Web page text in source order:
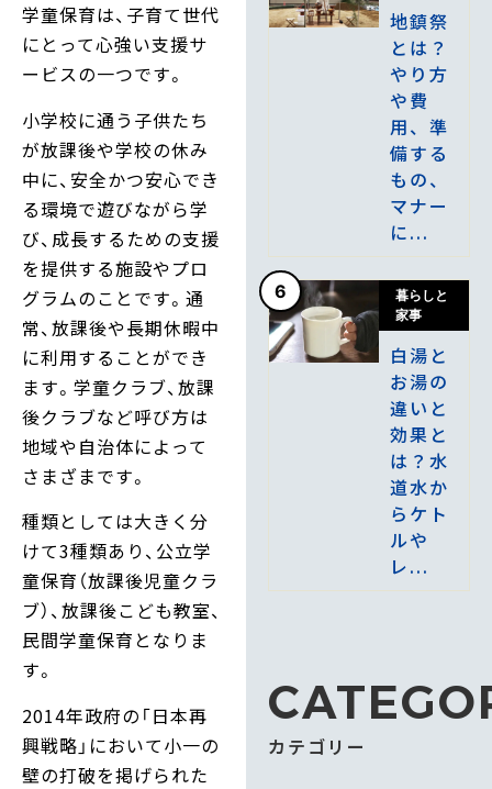
学童保育は、子育て世代
にとって心強い支援サ
ービスの一つです。
小学校に通う子供たち
が放課後や学校の休み
中に、安全かつ安心でき
る環境で遊びながら学
び、成長するための支援
を提供する施設やプロ
グラムのことです。通
常、放課後や長期休暇中
に利用することができ
ます。学童クラブ、放課
後クラブなど呼び方は
地域や自治体によって
さまざまです。
種類としては大きく分
けて3種類あり、公立学
童保育（放課後児童クラ
ブ）、放課後こども教室、
民間学童保育となりま
す。
2014年政府の「日本再
興戦略」において小一の
壁の打破を掲げられた
地鎮祭
とは？
やり方
や費
用、準
備する
もの、
マナー
に...
6
暮らしと
家事
白湯と
お湯の
違いと
効果と
は？水
道水か
らケト
ルや
レ...
カテゴリー